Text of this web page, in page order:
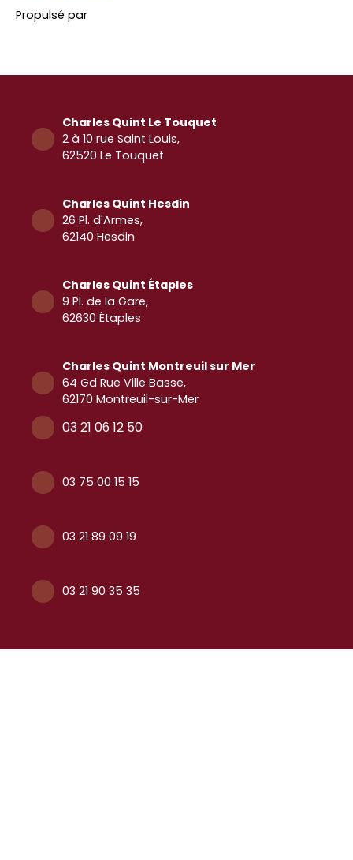
Propulsé par
Charles Quint Le Touquet
2 à 10 rue Saint Louis,
62520 Le Touquet
Charles Quint Hesdin
26 Pl. d'Armes,
62140 Hesdin
Charles Quint Étaples
9 Pl. de la Gare,
62630 Étaples
Charles Quint Montreuil sur Mer
64 Gd Rue Ville Basse,
62170 Montreuil-sur-Mer
03 21 06 12 50
03 75 00 15 15
03 21 89 09 19
03 21 90 35 35